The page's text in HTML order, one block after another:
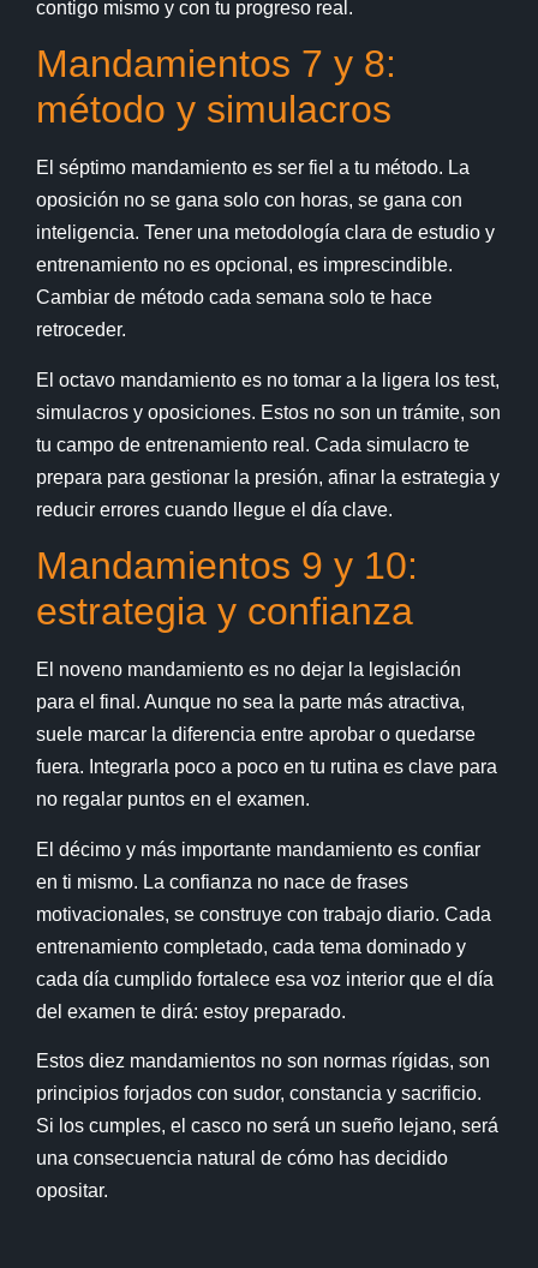
contigo mismo y con tu progreso real.
Mandamientos 7 y 8:
método y simulacros
El séptimo mandamiento es ser fiel a tu método. La
oposición no se gana solo con horas, se gana con
inteligencia. Tener una metodología clara de estudio y
entrenamiento no es opcional, es imprescindible.
Cambiar de método cada semana solo te hace
retroceder.
El octavo mandamiento es no tomar a la ligera los test,
simulacros y oposiciones. Estos no son un trámite, son
tu campo de entrenamiento real. Cada simulacro te
prepara para gestionar la presión, afinar la estrategia y
reducir errores cuando llegue el día clave.
Mandamientos 9 y 10:
estrategia y confianza
El noveno mandamiento es no dejar la legislación
para el final. Aunque no sea la parte más atractiva,
suele marcar la diferencia entre aprobar o quedarse
fuera. Integrarla poco a poco en tu rutina es clave para
no regalar puntos en el examen.
El décimo y más importante mandamiento es confiar
en ti mismo. La confianza no nace de frases
motivacionales, se construye con trabajo diario. Cada
entrenamiento completado, cada tema dominado y
cada día cumplido fortalece esa voz interior que el día
del examen te dirá: estoy preparado.
Estos diez mandamientos no son normas rígidas, son
principios forjados con sudor, constancia y sacrificio.
Si los cumples, el casco no será un sueño lejano, será
una consecuencia natural de cómo has decidido
opositar.